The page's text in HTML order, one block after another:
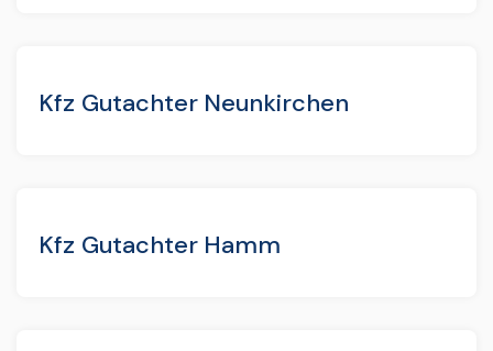
Kfz Gutachter Neunkirchen
Kfz Gutachter Hamm